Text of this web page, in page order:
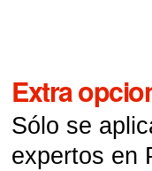
Extra
Sólo se
expertos en